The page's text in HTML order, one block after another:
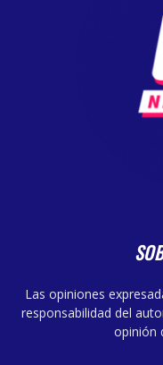
Las opiniones
responsabilidad del
opinión